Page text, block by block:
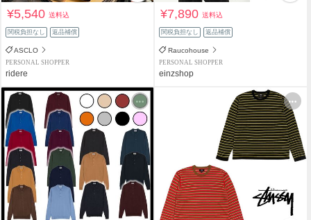
¥5,540送料込
関税負担なし 返品補償
ASCLO
PERSONAL SHOPPER
ridere
¥7,890送料込
関税負担なし 返品補償
Raucohouse
PERSONAL SHOPPER
einzshop